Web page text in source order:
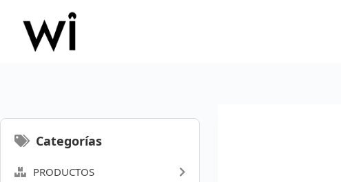
contenido
Categorías
PRODUCTOS